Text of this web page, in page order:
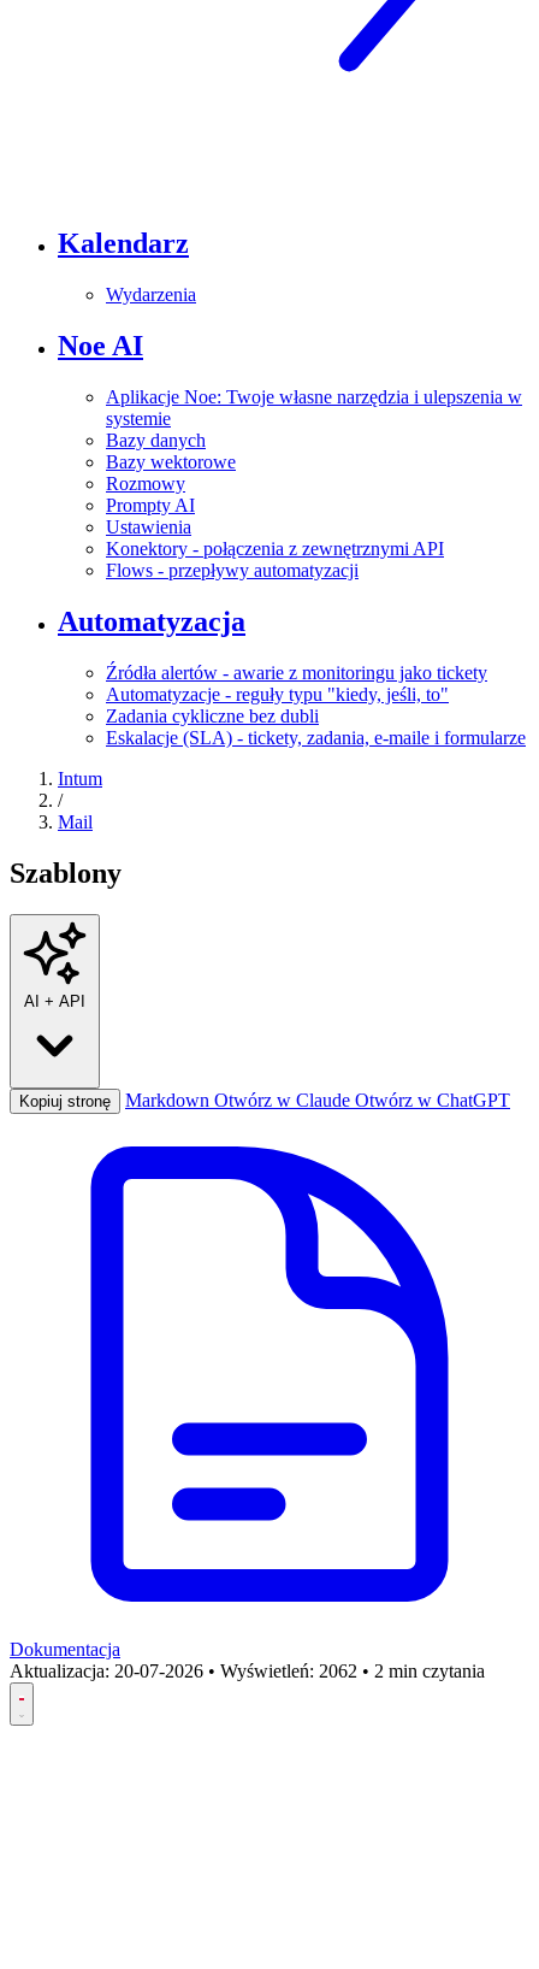
Kalendarz
Wydarzenia
Noe AI
Aplikacje Noe: Twoje własne narzędzia i ulepszenia w
systemie
Bazy danych
Bazy wektorowe
Rozmowy
Prompty AI
Ustawienia
Konektory - połączenia z zewnętrznymi API
Flows - przepływy automatyzacji
Automatyzacja
Źródła alertów - awarie z monitoringu jako tickety
Automatyzacje - reguły typu "kiedy, jeśli, to"
Zadania cykliczne bez dubli
Eskalacje (SLA) - tickety, zadania, e-maile i formularze
Intum
/
Mail
Szablony
AI + API
Kopiuj stronę Markdown Otwórz w Claude Otwórz w ChatGPT
Dokumentacja
Aktualizacja: 20-07-2026 • Wyświetleń: 2062 • 2 min czytania